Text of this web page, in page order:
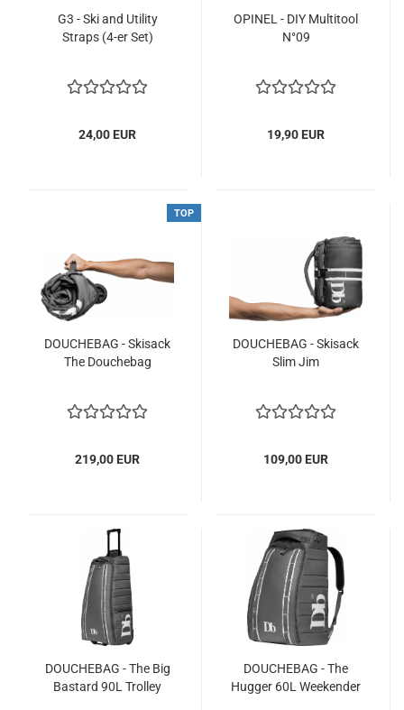
G3 - Ski and Utility
Straps (4-er Set)
24,00 EUR
OPINEL - DIY Multitool
N°09
19,90 EUR
TOP
DOUCHEBAG - Skisack
The Douchebag
219,00 EUR
DOUCHEBAG - Skisack
Slim Jim
109,00 EUR
DOUCHEBAG - The Big
Bastard 90L Trolley
DOUCHEBAG - The
Hugger 60L Weekender